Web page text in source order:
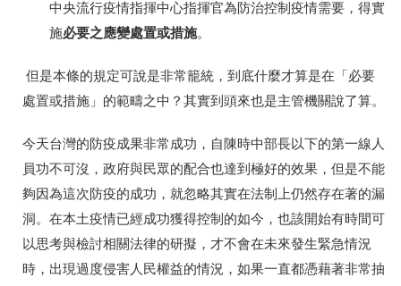
中央流行疫情指揮中心指揮官為防治控制疫情需要，得實
施必要之應變處置或措施。
但是本條的規定可說是非常籠統，到底什麼才算是在「必要
處置或措施」的範疇之中？其實到頭來也是主管機關說了算。
今天台灣的防疫成果非常成功，自陳時中部長以下的第一線人
員功不可沒，政府與民眾的配合也達到極好的效果，但是不能
夠因為這次防疫的成功，就忽略其實在法制上仍然存在著的漏
洞。在本土疫情已經成功獲得控制的如今，也該開始有時間可
以思考與檢討相關法律的研擬，才不會在未來發生緊急情況
時，出現過度侵害人民權益的情況，如果一直都憑藉著非常抽